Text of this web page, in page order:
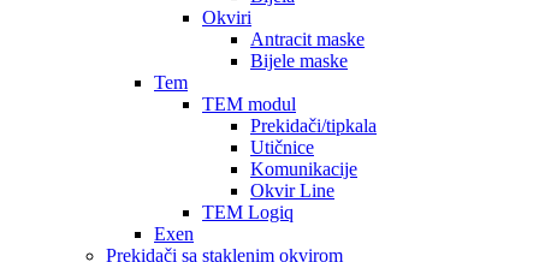
Okviri
Antracit maske
Bijele maske
Tem
TEM modul
Prekidači/tipkala
Utičnice
Komunikacije
Okvir Line
TEM Logiq
Exen
Prekidači sa staklenim okvirom